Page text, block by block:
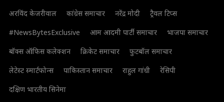
अरविंद केजरीवाल कांग्रेस समाचार नरेंद्र मोदी
ट्रैवल टिप्स
#NewsBytesExclusive
आम आदमी पार्टी समाचार
भाजपा समाचार
बॉक्स ऑफिस कलेक्शन
क्रिकेट समाचार
फुटबॉल समाचार
लेटेस्ट स्मार्टफोन्स
पाकिस्तान समाचार राहुल गांधी
रेसिपी
दक्षिण भारतीय सिनेमा